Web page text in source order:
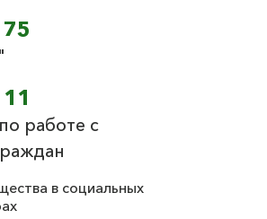
работе с
в социальных